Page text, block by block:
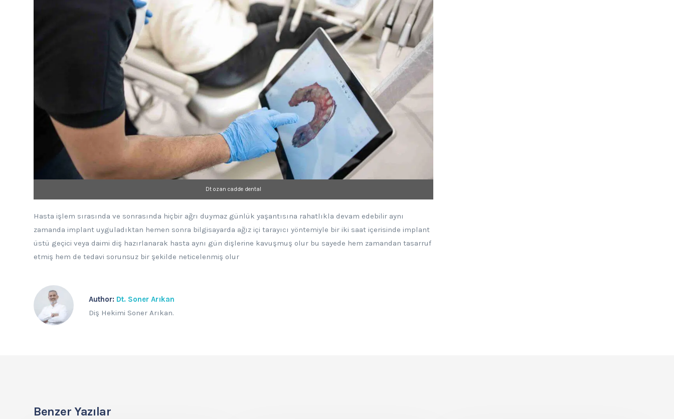
Dt ozan cadde dental
Hasta işlem sırasında ve sonrasında hiçbir ağrı duymaz günlük yaşantısına rahatlıkla devam edebilir aynı
zamanda implant uyguladıktan hemen sonra bilgisayarda ağız içi tarayıcı yöntemiyle bir iki saat içerisinde implant
üstü geçici veya daimi diş hazırlanarak hasta aynı gün dişlerine kavuşmuş olur bu sayede hem zamandan tasarruf
etmiş hem de tedavi sorunsuz bir şekilde neticelenmiş olur
Author: Dt. Soner Arıkan
Diş Hekimi Soner Arıkan.
Benzer Yazılar